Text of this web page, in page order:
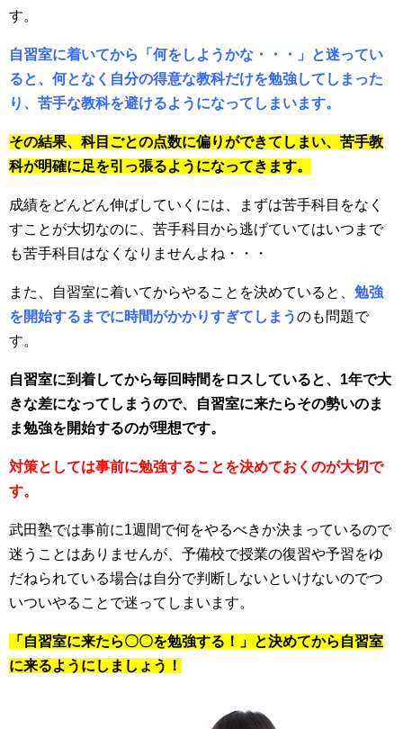
す。
自習室に着いてから「何をしようかな・・・」と迷ってい
ると、何となく自分の得意な教科だけを勉強してしまった
り、苦手な教科を避けるようになってしまいます。
その結果、科目ごとの点数に偏りができてしまい、苦手教
科が明確に足を引っ張るようになってきます。
成績をどんどん伸ばしていくには、まずは苦手科目をなく
すことが大切なのに、苦手科目から逃げていてはいつまで
も苦手科目はなくなりませんよね・・・
また、自習室に着いてからやることを決めていると、 勉強
を開始するまでに時間がかかりすぎてしまうのも問題で
す。
自習室に到着してから毎回時間をロスしていると、1年で大
きな差になってしまうので、自習室に来たらその勢いのま
ま勉強を開始するのが理想です。
対策としては事前に勉強することを決めておくのが大切で
す。
武田塾では事前に1週間で何をやるべきか決まっているので
迷うことはありませんが、予備校で授業の復習や予習をゆ
だねられている場合は自分で判断しないといけないのでつ
いついやることで迷ってしまいます。
「自習室に来たら〇〇を勉強する！」と決めてから自習室
に来るようにしましょう！